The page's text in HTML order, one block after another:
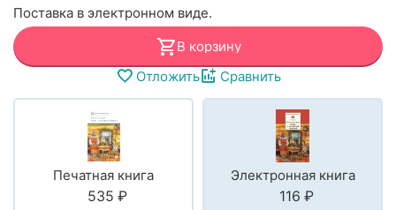
Поставка в электронном виде.
В корзину
Отложить
Сравнить
Печатная книга
‍535‍ ₽
Электронная книга
‍116‍ ₽